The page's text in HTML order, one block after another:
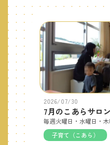
2026/07/30
7月のこあらサロ
子育て（こあら）